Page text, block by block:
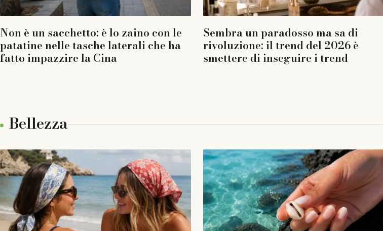
Non è un sacchetto: è lo zaino con le
patatine nelle tasche laterali che ha
fatto impazzire la Cina
Sembra un paradosso ma sa di
rivoluzione: il trend del 2026 è
smettere di inseguire i trend
Bellezza